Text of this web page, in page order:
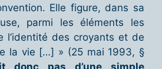
Elle figure, dans sa
parmi les éléments les
l’identité des croyants et de
la vie […] » (25 mai 1993, §